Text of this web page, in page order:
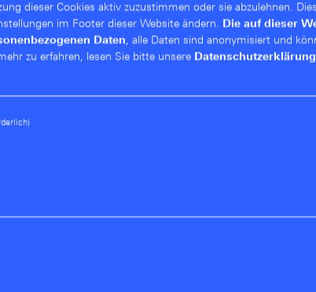
bedeutet "Software-defined
manuelle Einzelgerätekonfigurationen
dieser Cookies aktiv zuzustimmen oder sie abzulehnen.
im Footer dieser Website ändern. Die auf dieser
Daten, alle Daten sind anonymisiert und
zu erfahren, lesen Sie bitte unsere Datenschutzerklärung